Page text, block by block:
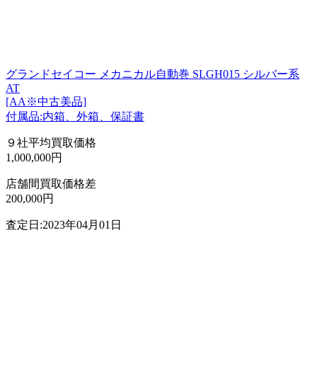
グランドセイコー メカニカル自動巻 SLGH015 シルバー系
AT
[AA※中古美品]
付属品:内箱、外箱、保証書
９社平均買取価格
1,000,000円
店舗間買取価格差
200,000円
査定日:2023年04月01日